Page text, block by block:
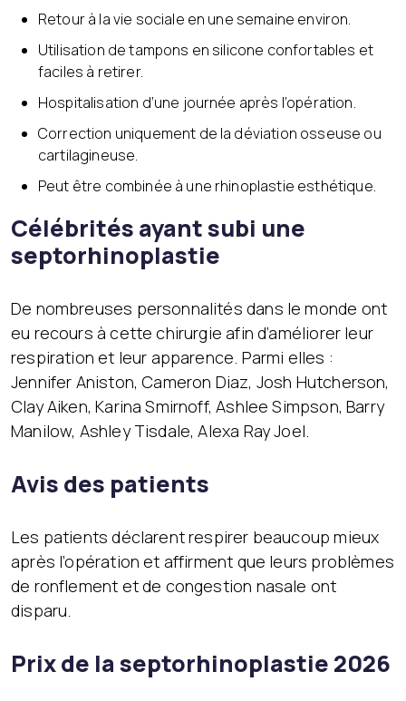
Retour à la vie sociale en une semaine environ.
Utilisation de tampons en silicone confortables et
faciles à retirer.
Hospitalisation d’une journée après l’opération.
Correction uniquement de la déviation osseuse ou
cartilagineuse.
Peut être combinée à une rhinoplastie esthétique.
Célébrités ayant subi une
septorhinoplastie
De nombreuses personnalités dans le monde ont
eu recours à cette chirurgie afin d’améliorer leur
respiration et leur apparence. Parmi elles :
Jennifer Aniston, Cameron Diaz, Josh Hutcherson,
Clay Aiken, Karina Smirnoff, Ashlee Simpson, Barry
Manilow, Ashley Tisdale, Alexa Ray Joel.
Avis des patients
Les patients déclarent respirer beaucoup mieux
après l’opération et affirment que leurs problèmes
de ronflement et de congestion nasale ont
disparu.
Prix de la septorhinoplastie 2026